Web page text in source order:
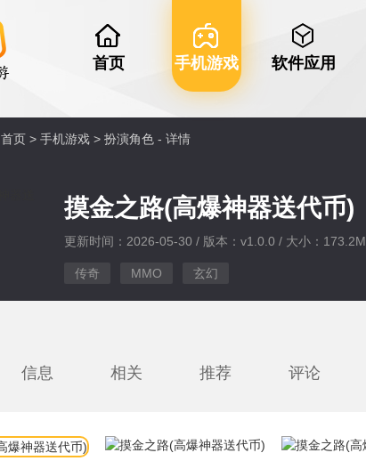
首页 手机游戏 软件应用
首页 > 手机游戏 > 扮演角色 - 详情
摸金之路(高爆神器送代币)
更新时间：2026-05-30 / 版本：v1.0.0 / 大小：173.2M
传奇 MMO 玄幻
信息 相关 推荐 评论